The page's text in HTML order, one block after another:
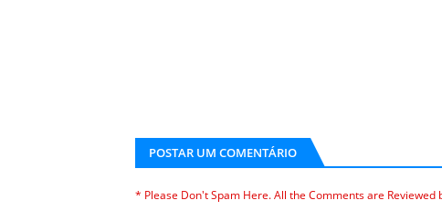
POSTAR UM COMENTÁRIO
* Please Don't Spam Here. All the Comments are Reviewed